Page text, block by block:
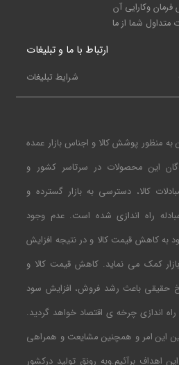
وکارایی آن
متداول شما از ما
ارتباط با ما و تبلیغات
شرایط تبلیغات
به منظور پوشش کالا و اجناس بازار عمده
این محصولات در سرتاسر کشور و
کالا، دسترسی به بازار گسترده و
راه اندازی شده است. عدم وجود
کاهش قیمت کالا و در نتیجه افزایش
کمک می نماید. کاهش قیمت کالا و
حقیقی باعث رشد فروش، افزایش سود
اندازی چرخه ی اقتصاد خواهد گردید.
این امر و همچنین مشایعت و همراهی
اهداف برآئیم.وبه رونق تولید درکشور